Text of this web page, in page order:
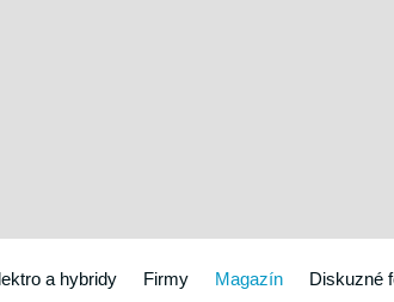
a hybridy Firmy Magazín Diskuzné